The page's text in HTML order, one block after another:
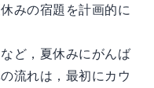
みの宿題を計画的に
ど，夏休みにがんば
流れは，最初にカウ